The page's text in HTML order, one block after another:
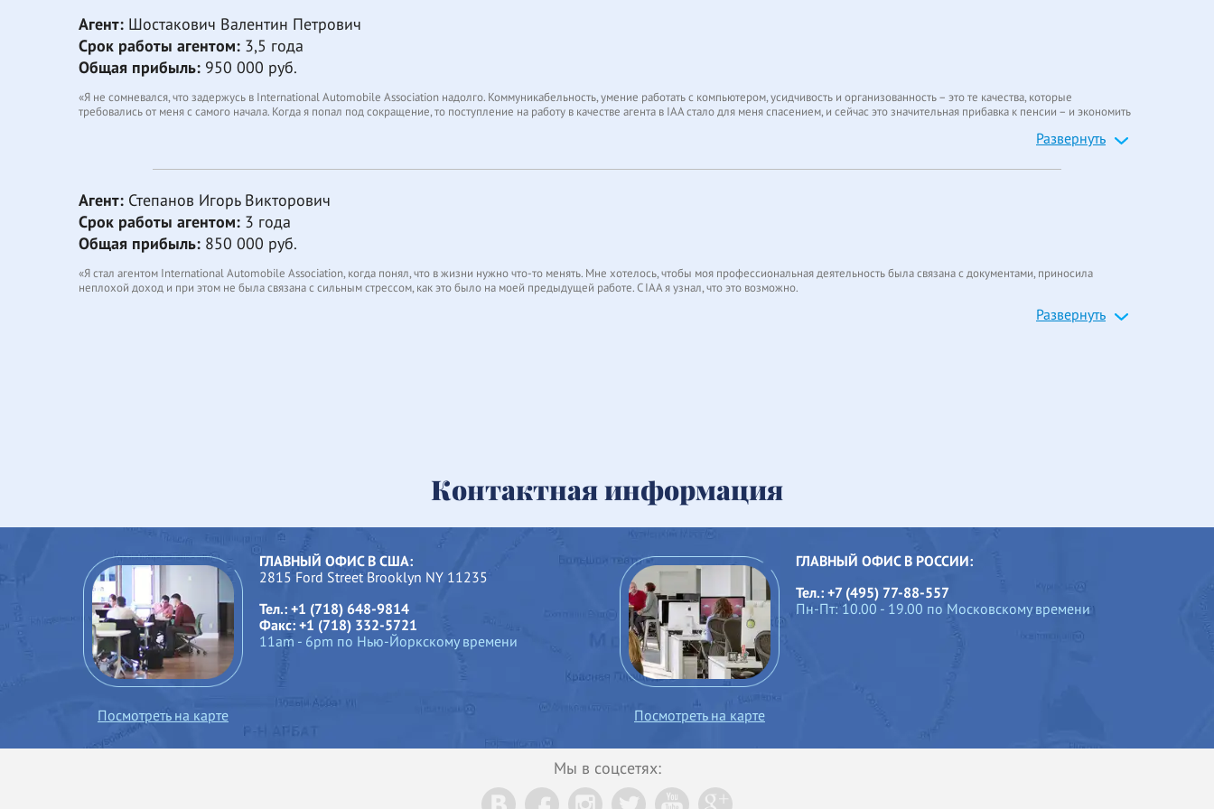
Агент: Шостакович Валентин Петрович
Срок работы агентом: 3,5 года
Общая прибыль: 950 000 руб.
«Я не сомневался, что задержусь в International Automobile Association надолго. Коммуникабельность, умение работать с компьютером, усидчивость и организованность – это те качества, которые
требовались от меня с самого начала. Когда я попал под сокращение, то поступление на работу в качестве агента в IAA стало для меня спасением, и сейчас это значительная прибавка к пенсии – и экономить
удостоверения. А это значит, что и мой заработок растет.
Я очень рад, что наше сотрудничество с IAA продолжается по сей день. Это позволяет мне оставаться активным членом общества. Так приятно ощущать свою пользу, да ещё и получать за это приличную
оплату. Не знаю, что бы я делал, если бы не такая возможность – наверное, кис бы где-нибудь консьержем или дворником».
Развернуть
Агент: Степанов Игорь Викторович
Срок работы агентом: 3 года
Общая прибыль: 850 000 руб.
«Я стал агентом International Automobile Association, когда понял, что в жизни нужно что-то менять. Мне хотелось, чтобы моя профессиональная деятельность была связана с документами, приносила
неплохой доход и при этом не была связана с сильным стрессом, как это было на моей предыдущей работе. С IAA я узнал, что это возможно.
Конечно, работа с международными водительскими удостоверениями – это большая ответственность, ведь МВУ должны быть идеально оформлены законодательно, а работа агента – проверить
информацию на каждой стадии. Нужно быть уверенным, что сведения корректны и соответствуют истине, что нет ошибок. Но уже на стадии обучения я понял, что для усидчивого и внимательного человека
Развернуть
Контактная информация
Посмотреть на карте
ГЛАВНЫЙ ОФИС В США:
2815 Ford Street Brooklyn NY 11235
Тел.: +1 (718) 648-9814
Факс: +1 (718) 332-5721
11am - 6pm по Нью-Йоркскому времени
Посмотреть на карте
ГЛАВНЫЙ ОФИС В РОССИИ:
Тел.: +7 (495) 77-88-557
Пн-Пт: 10.00 - 19.00 по Московскому времени
Мы в соцсетях: